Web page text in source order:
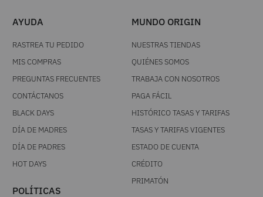
AYUDA
RASTREA TU PEDIDO
MIS COMPRAS
PREGUNTAS FRECUENTES
CONTÁCTANOS
BLACK DAYS
DÍA DE MADRES
DÍA DE PADRES
HOT DAYS
POLÍTICAS
MUNDO ORIGIN
NUESTRAS TIENDAS
QUIÉNES SOMOS
TRABAJA CON NOSOTROS
PAGA FÁCIL
HISTÓRICO TASAS Y TARIFAS
TASAS Y TARIFAS VIGENTES
ESTADO DE CUENTA
CRÉDITO
PRIMATÓN